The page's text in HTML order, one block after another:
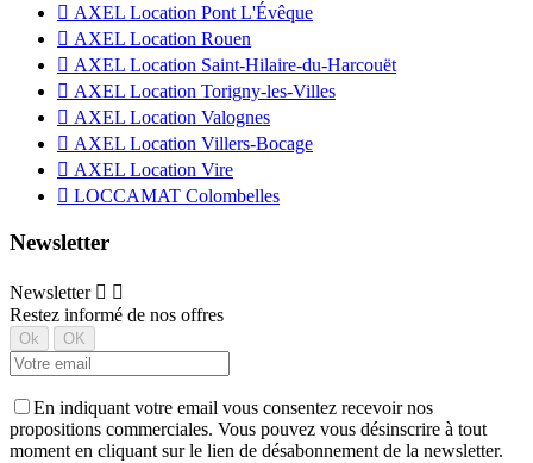
 AXEL Location Pont L'Évêque
 AXEL Location Rouen
 AXEL Location Saint-Hilaire-du-Harcouët
 AXEL Location Torigny-les-Villes
 AXEL Location Valognes
 AXEL Location Villers-Bocage
 AXEL Location Vire
 LOCCAMAT Colombelles
Newsletter
Newsletter  
Restez informé de nos offres
En indiquant votre email vous consentez recevoir nos
propositions commerciales. Vous pouvez vous désinscrire à tout
moment en cliquant sur le lien de désabonnement de la newsletter.